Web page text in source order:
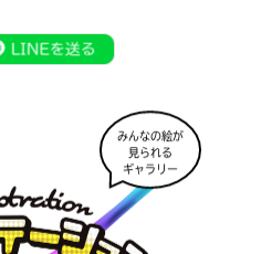
出会える
みんなの絵が
見られる
ギャラリー